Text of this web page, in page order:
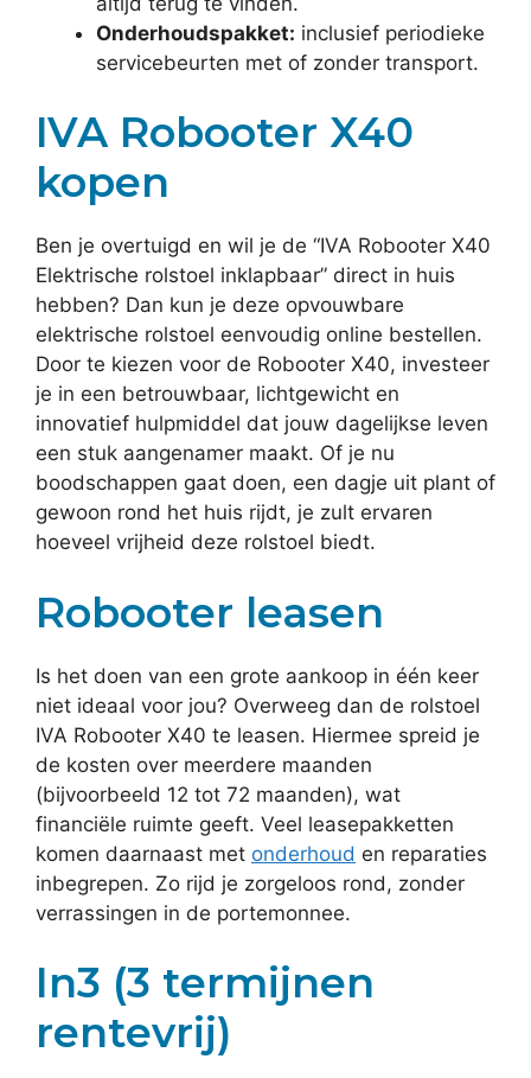
Onderhoudspakket: inclusief periodieke
servicebeurten met of zonder transport.
IVA Robooter X40
kopen
Ben je overtuigd en wil je de “IVA Robooter X40
Elektrische rolstoel inklapbaar” direct in huis
hebben? Dan kun je deze opvouwbare
elektrische rolstoel eenvoudig online bestellen.
Door te kiezen voor de Robooter X40, investeer
je in een betrouwbaar, lichtgewicht en
innovatief hulpmiddel dat jouw dagelijkse leven
een stuk aangenamer maakt. Of je nu
boodschappen gaat doen, een dagje uit plant of
gewoon rond het huis rijdt, je zult ervaren
hoeveel vrijheid deze rolstoel biedt.
Robooter leasen
Is het doen van een grote aankoop in één keer
niet ideaal voor jou? Overweeg dan de rolstoel
IVA Robooter X40 te leasen. Hiermee spreid je
de kosten over meerdere maanden
(bijvoorbeeld 12 tot 72 maanden), wat
financiële ruimte geeft. Veel leasepakketten
komen daarnaast met onderhoud en reparaties
inbegrepen. Zo rijd je zorgeloos rond, zonder
verrassingen in de portemonnee.
In3 (3 termijnen
rentevrij)